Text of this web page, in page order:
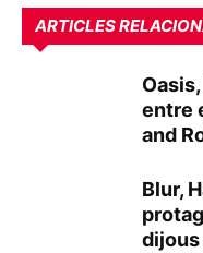
ARTICLES
entre
and
Blur,
dijous